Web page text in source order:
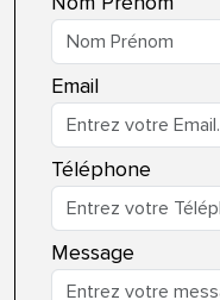
Email
Téléphone
Message